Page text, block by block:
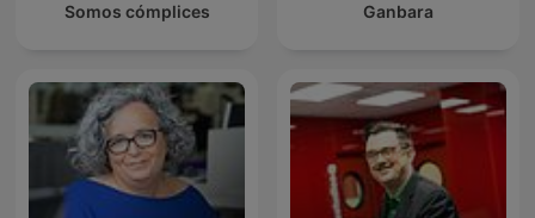
Somos cómplices Ganbara